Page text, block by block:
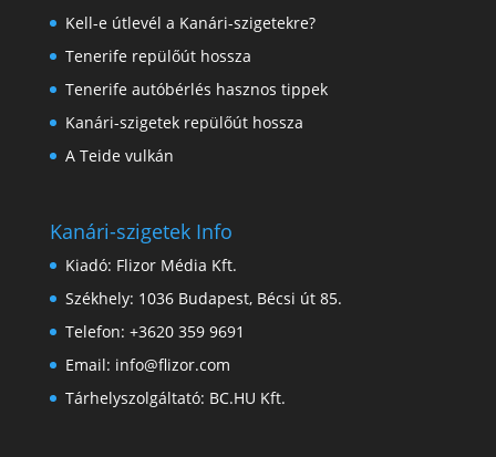
Kell-e útlevél a Kanári-szigetekre?
Tenerife repülőút hossza
Tenerife autóbérlés hasznos tippek
Kanári-szigetek repülőút hossza
A Teide vulkán
Kanári-szigetek Info
Kiadó: Flizor Média Kft.
Székhely: 1036 Budapest, Bécsi út 85.
Telefon: +3620 359 9691
Email: info@flizor.com
Tárhelyszolgáltató: BC.HU Kft.